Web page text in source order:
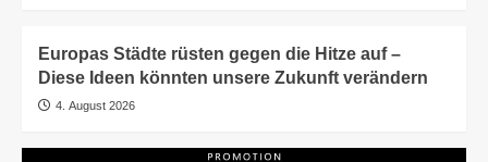
Europas Städte rüsten gegen die Hitze auf –
Diese Ideen könnten unsere Zukunft verändern
4. August 2026